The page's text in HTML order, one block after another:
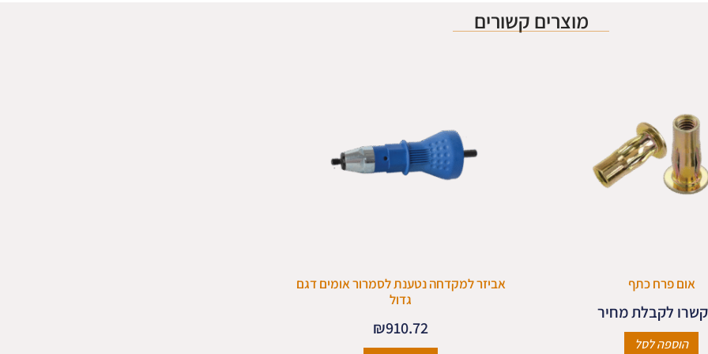
מוצרים קשורים
אום פרח כתף
לקבלת מחיר
הוספה לסל
אביזר למקדחה נטענת לסמרור אומים דגם
גדול
₪910.72